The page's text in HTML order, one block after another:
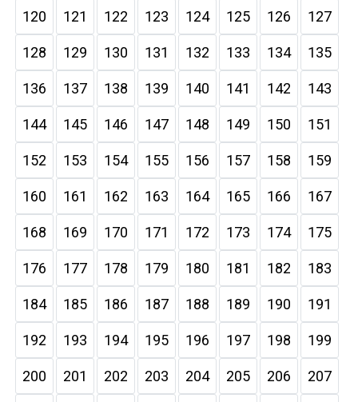
120 121 122 123 124 125 126 127
128 129 130 131 132 133 134 135
136 137 138 139 140 141 142 143
144 145 146 147 148 149 150 151
152 153 154 155 156 157 158 159
160 161 162 163 164 165 166 167
168 169 170 171 172 173 174 175
176 177 178 179 180 181 182 183
184 185 186 187 188 189 190 191
192 193 194 195 196 197 198 199
200 201 202 203 204 205 206 207